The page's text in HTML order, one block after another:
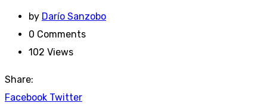
by Darío Sanzobo
0 Comments
102 Views
Share:
Facebook TwitterYoutube
LinkedIn
Whatsapp
Cloud
StumbleUpon